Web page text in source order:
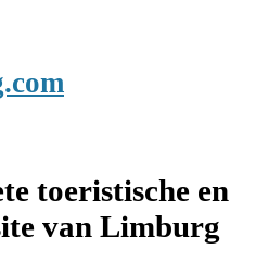
toeristische en
van Limburg